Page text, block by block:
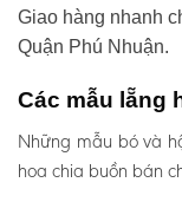
Giao hàng nhanh
Quận Phú Nhuận.
Các mẫu lẵng
Những mẫu bó và
hoa chia buồn bán